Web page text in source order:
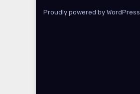
Proudly powered by WordPress